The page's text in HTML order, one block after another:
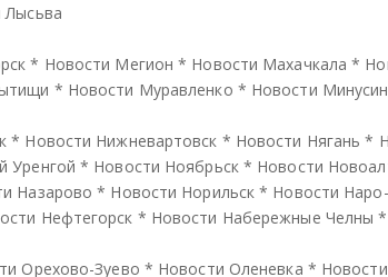
Лысьва
* Новости Мегион * Новости Махачкала *
* Новости Муравленко * Новости
* Новости Нижневартовск * Новости Нягань *
Уренгой * Новости Ноябрьск* Новости
Назарово * Новости Норильск * Новости
Нефтегорск * Новости Набережные Челны *
Орехово-Зуево * Новости Оленевка *